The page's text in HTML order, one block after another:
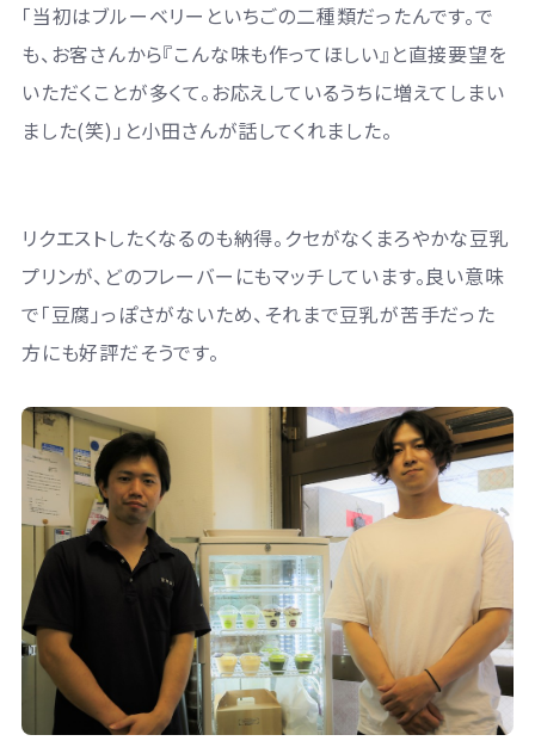
「当初はブルーベリーといちごの二種類だったんです。で
も、お客さんから『こんな味も作ってほしい』と直接要望を
いただくことが多くて。お応えしているうちに増えてしまい
ました(笑)」と小田さんが話してくれました。
リクエストしたくなるのも納得。クセがなくまろやかな豆乳
プリンが、どのフレーバーにもマッチしています。良い意味
で「豆腐」っぽさがないため、それまで豆乳が苦手だった
方にも好評だそうです。